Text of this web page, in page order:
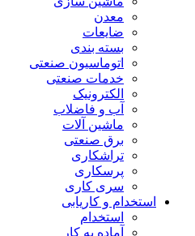
معدن
ضایعات
بسته بندی
اتوماسیون صنعتی
خدمات صنعتی
الکترونیک
آب و فاضلاب
ماشین آلات
برق صنعتی
تراشکاری
پرسکاری
سری کاری
استخدام و کاریابی
استخدام
آماده به کار